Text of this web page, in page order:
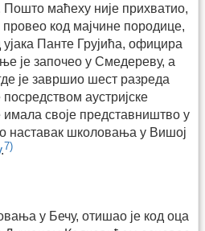
Пошто маћеху није прихватио,
код мајчине породице,
ујака Панте Грујића, официра
је започео у Смедереву, а
је завршио шест разреда
аустријске
имала своје представништво у
наставак школовања у Вишој
.7)
у Бечу, отишао је код оца